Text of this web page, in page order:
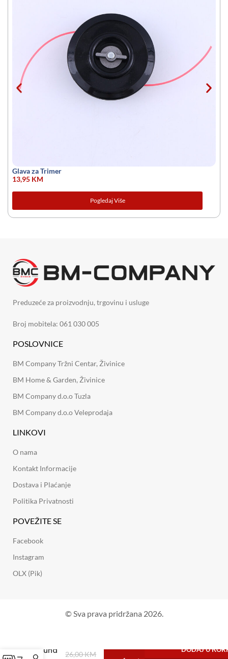
Glava za Trimer
13,95 KM
Pogledaj Više
Preduzeće za proizvodnju, trgovinu i usluge
Broj mobitela: 061 030 005
POSLOVNICE
BM Company Tržni Centar, Živinice
BM Home & Garden, Živinice
BM Company d.o.o Tuzla
BM Company d.o.o Veleprodaja
LINKOVI
O nama
Kontakt Informacije
Dostava i Plaćanje
Politika Privatnosti
POVEŽITE SE
Facebook
Instagram
OLX (Pik)
© Sva prava pridržana 2026.
Struna
26,00KM
DODAJ U